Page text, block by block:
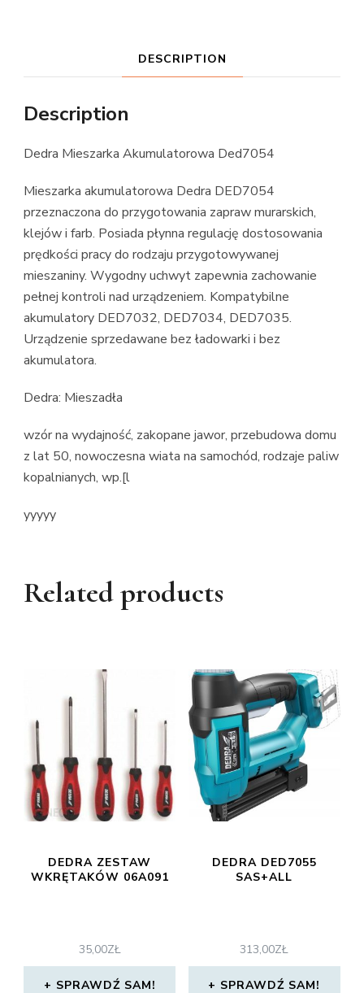
DESCRIPTION
Description
Dedra Mieszarka Akumulatorowa Ded7054
Mieszarka akumulatorowa Dedra DED7054
przeznaczona do przygotowania zapraw murarskich,
klejów i farb. Posiada płynna regulację dostosowania
prędkości pracy do rodzaju przygotowywanej
mieszaniny. Wygodny uchwyt zapewnia zachowanie
pełnej kontroli nad urządzeniem. Kompatybilne
akumulatory DED7032, DED7034, DED7035.
Urządzenie sprzedawane bez ładowarki i bez
akumulatora.
Dedra: Mieszadła
wzór na wydajność, zakopane jawor, przebudowa domu
z lat 50, nowoczesna wiata na samochód, rodzaje paliw
kopalnianych, wp.[l
yyyyy
Related products
DEDRA ZESTAW
WKRĘTAKÓW 06A091
35,00ZŁ
SPRAWDŹ SAM!
DEDRA DED7055
SAS+ALL
313,00ZŁ
SPRAWDŹ SAM!